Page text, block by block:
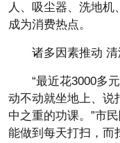
人、吸尘器、洗地
成为消费热点。
诸多因素推动
“最近花3000多
动不动就坐地上、说
中之重的功课。”市
能做到每天打扫，而